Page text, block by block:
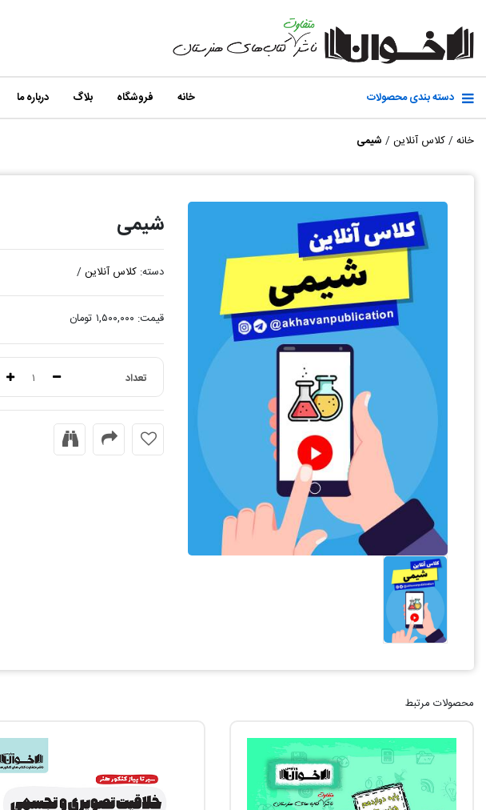
دسته بندی محصولات خانه فروشگاه بلاگ درباره ما
خانه/کلاس آنلاین/ شیمی
شیمی
دسته: کلاس آنلاین/
قیمت: ۱,۵۰۰,۰۰۰ تومان
تعداد ۱
محصولات مرتبط